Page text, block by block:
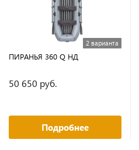
2 варианта
ПИРАНЬЯ 360 Q НД
50 650 руб.
Подробнее